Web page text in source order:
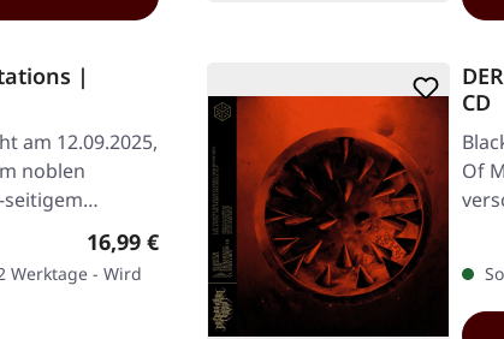
|
am 12.09.2025,
noblen
seitigem…
Regulärer Preis:
16,99 €
Werktage - Wird
CD
Of